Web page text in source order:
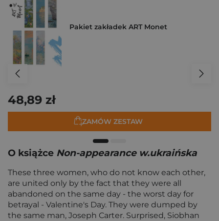
Pakiet zakładek ART Monet
48,89 zł
ZAMÓW ZESTAW
O książce Non-appearance w.ukraińska
These three women, who do not know each other,
are united only by the fact that they were all
abandoned on the same day - the worst day for
betrayal - Valentine's Day. They were dumped by
the same man, Joseph Carter. Surprised, Siobhan